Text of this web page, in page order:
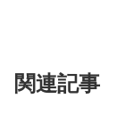
関連記事